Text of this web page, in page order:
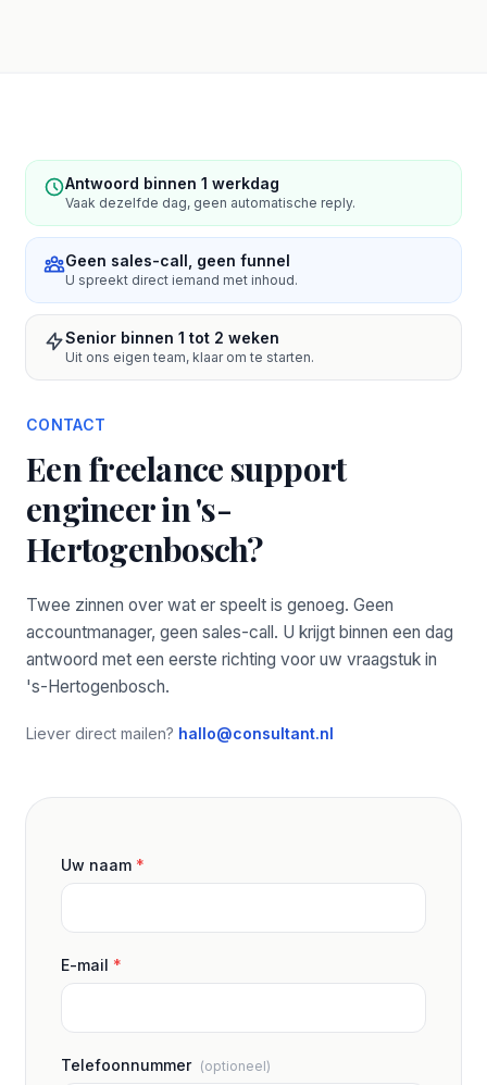
Antwoord binnen 1 werkdag
Vaak dezelfde dag, geen automatische reply.
Geen sales-call, geen funnel
U spreekt direct iemand met inhoud.
Senior binnen 1 tot 2 weken
Uit ons eigen team, klaar om te starten.
CONTACT
Een freelance support
engineer in 's-
Hertogenbosch?
Twee zinnen over wat er speelt is genoeg. Geen
accountmanager, geen sales-call. U krijgt binnen een dag
antwoord met een eerste richting voor uw vraagstuk in
's-Hertogenbosch.
Liever direct mailen? hallo@consultant.nl
Uw naam *
E-mail *
Telefoonnummer (optioneel)